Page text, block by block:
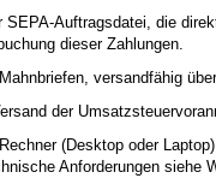
SEPA-Auftragsdatei, die
dieser Zahlungen.
versandfähig
der
(Desktop oder
Anforderungen siehe